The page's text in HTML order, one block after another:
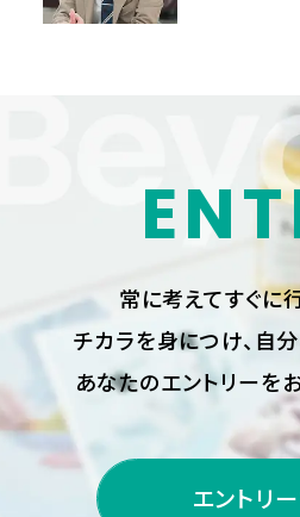
常に考えてすぐに
チカラを身につけ、 自
あなたのエントリーを
エントリ